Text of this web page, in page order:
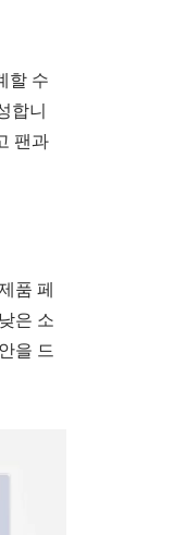
할 수
합니
팬과
품 페
은 소
을 드